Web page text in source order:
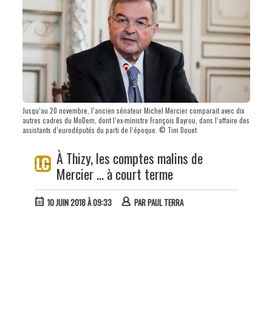
Jusqu’au 20 novembre, l’ancien sénateur Michel Mercier comparait avec dix
autres cadres du MoDem, dont l’ex-ministre François Bayrou, dans l’affaire des
assistants d’eurodéputés du parti de l’époque. © Tim Douet
À Thizy, les comptes malins de
Mercier … à court terme
10 JUIN 2018 À 09:33 PARPAUL TERRA